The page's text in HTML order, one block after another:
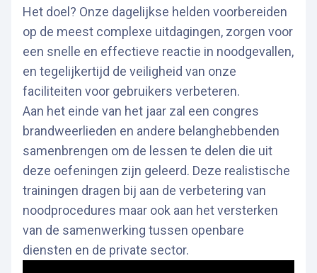
Het doel? Onze dagelijkse helden voorbereiden
op de meest complexe uitdagingen, zorgen voor
een snelle en effectieve reactie in noodgevallen,
en tegelijkertijd de veiligheid van onze
faciliteiten voor gebruikers verbeteren.
Aan het einde van het jaar zal een congres
brandweerlieden en andere belanghebbenden
samenbrengen om de lessen te delen die uit
deze oefeningen zijn geleerd. Deze realistische
trainingen dragen bij aan de verbetering van
noodprocedures maar ook aan het versterken
van de samenwerking tussen openbare
diensten en de private sector.